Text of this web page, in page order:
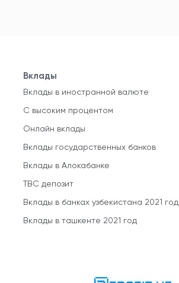
Вклады
Вклады в иностранной валюте
С высоким процентом
Онлайн вклады
Вклады государственных банков
Вклады в Алокабанке
TBC депозит
Вклады в банках узбекистана 2021 год
Вклады в ташкенте 2021 год